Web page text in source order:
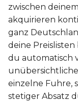
zwischen
akquirieren
ganz
deine
du automatisch
einzelne Fuhre,
stetiger Absatz